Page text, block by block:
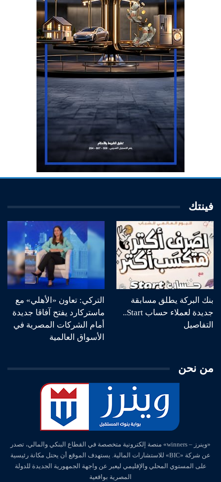
فينتك
بنك البركة يطلق مسابقة
جديدة لعملاء حساب Start..
التفاصيل
التركي: تعاون «الأهلي» مع
ماستركارد يفتح آفاقا جديدة
أمام الشركات المصرية في
الأسواق العالمية
من نحن
«وينرز – winners» منصة إلكترونية متخصصة في القطاع البنكي والمالي، تصدر
عن شركة «BIC» للاستشارات المالية. يستهدف الموقع أن يحتل مكانة رئيسية
على المستوي المحلي والإقليمي ليعبر عن واجهة الجمهورية الجديدة للدولة
المصرية بواقعية